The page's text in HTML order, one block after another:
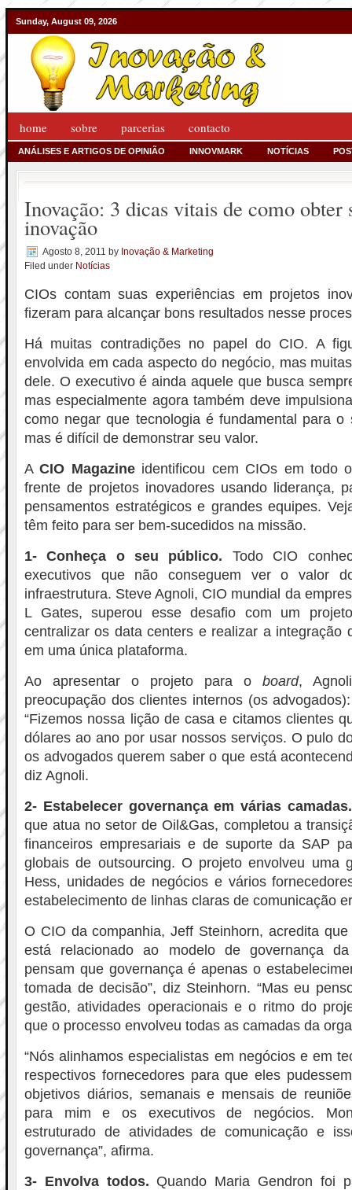
Sunday, August 09, 2026
home sobre parcerias contacto
ANÁLISES E ARTIGOS DE OPINIÃO INNOVMARK NOTÍCIAS
Inovação: 3 dicas vitais de como obter
inovação
Agosto 8, 2011 by Inovação & Marketing
Filed under Notícias
CIOs contam suas experiências em projetos
fizeram para alcançar bons resultados nesse
Há muitas contradições no papel do CIO. A
envolvida em cada aspecto do negócio, mas
dele. O executivo é ainda aquele que busca
mas especialmente agora também deve
como negar que tecnologia é fundamental para o
mas é difícil de demonstrar seu valor.
ACIO Magazineidentificou cem CIOs em todo
frente de projetos inovadores usando liderança,
pensamentos estratégicos e grandes equipes.
têm feito para ser bem-sucedidos na missão.
1- Conheça o seu público. Todo CIO
executivos que não conseguem ver o valor
infraestrutura. Steve Agnoli, CIO mundial da
L Gates, superou esse desafio com um
centralizar os data centers e realizar a integração
em uma única plataforma.
Ao apresentar o projeto para o board,
preocupação dos clientes internos (os
“Fizemos nossa lição de casa e citamos clientes
dólares ao ano por usar nossos serviços. O pulo
os advogados querem saber o que está
diz Agnoli.
2- Estabelecer governança em várias
que atua no setor de Oil&Gas, completou a
financeiros empresariais e de suporte da SAP
globais de outsourcing. O projeto envolveu uma
Hess, unidades de negócios e vários
estabelecimento de linhas claras de comunicação
O CIO da companhia, Jeff Steinhorn, acredita
está relacionado ao modelo de governança
pensam que governança é apenas o
tomada de decisão”, diz Steinhorn. “Mas eu
gestão, atividades operacionais e o ritmo do
que o processo envolveu todas as camadas da
“Nós alinhamos especialistas em negócios e em
respectivos fornecedores para que eles
objetivos diários, semanais e mensais de
para mim e os executivos de negócios.
estruturado de atividades de comunicação e
governança”, afirma.
3- Envolva todos. Quando Maria Gendron foi